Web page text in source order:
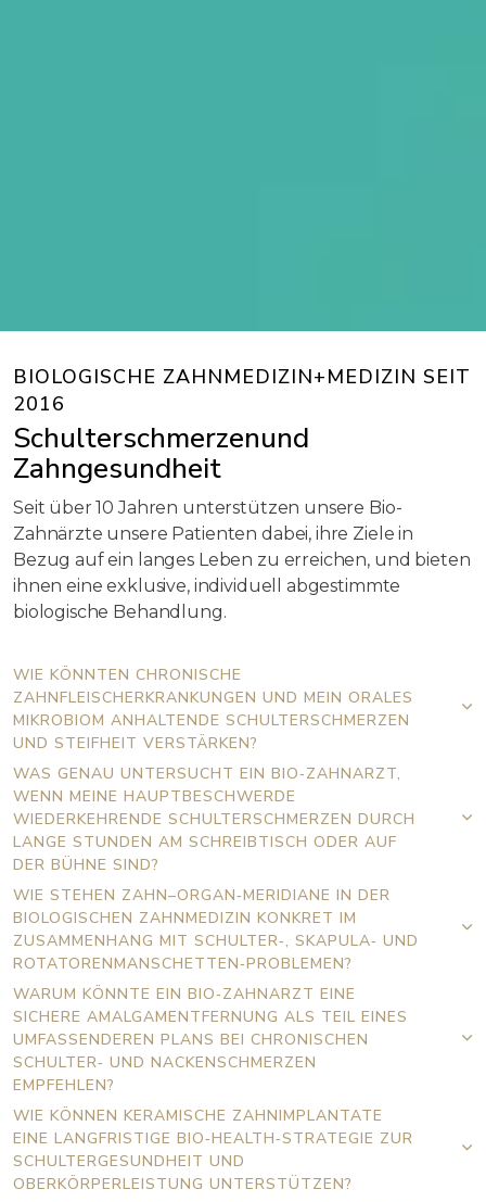
BIOLOGISCHE ZAHNMEDIZIN+MEDIZIN SEIT
2016
Schulterschmerzenund
Zahngesundheit
Seit über 10 Jahren unterstützen unsere Bio-
Zahnärzte unsere Patienten dabei, ihre Ziele in
Bezug auf ein langes Leben zu erreichen, und bieten
ihnen eine exklusive, individuell abgestimmte
biologische Behandlung.
WIE KÖNNTEN CHRONISCHE
ZAHNFLEISCHERKRANKUNGEN UND MEIN ORALES
MIKROBIOM ANHALTENDE SCHULTERSCHMERZEN
UND STEIFHEIT VERSTÄRKEN?
WAS GENAU UNTERSUCHT EIN BIO‑ZAHNARZT,
WENN MEINE HAUPTBESCHWERDE
WIEDERKEHRENDE SCHULTERSCHMERZEN DURCH
LANGE STUNDEN AM SCHREIBTISCH ODER AUF
DER BÜHNE SIND?
WIE STEHEN ZAHN–ORGAN‑MERIDIANE IN DER
BIOLOGISCHEN ZAHNMEDIZIN KONKRET IM
ZUSAMMENHANG MIT SCHULTER‑, SKAPULA‑ UND
ROTATORENMANSCHETTEN‑PROBLEMEN?
WARUM KÖNNTE EIN BIO‑ZAHNARZT EINE
SICHERE AMALGAMENTFERNUNG ALS TEIL EINES
UMFASSENDEREN PLANS BEI CHRONISCHEN
SCHULTER‑ UND NACKENSCHMERZEN
EMPFEHLEN?
WIE KÖNNEN KERAMISCHE ZAHNIMPLANTATE
EINE LANGFRISTIGE BIO‑HEALTH‑STRATEGIE ZUR
SCHULTERGESUNDHEIT UND
OBERKÖRPERLEISTUNG UNTERSTÜTZEN?